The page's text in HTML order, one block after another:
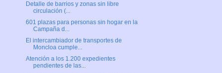
Detalle de barrios y zonas sin libre
circulación (...
601 plazas para personas sin hogar en la
Campaña d...
El intercambiador de transportes de
Moncloa cumple...
Atención a los 1.200 expedientes
pendientes de las...